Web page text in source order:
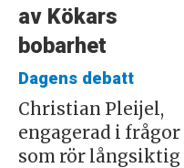
av Kökars
bobarhet
Dagens debatt
Christian Pleijel,
engagerad i frågor
som rör långsiktig